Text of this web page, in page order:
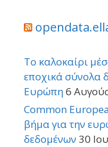
Το καλοκαίρι
εποχικά σύνολα
Ευρώπη6
Common
βήμα για την
δεδομένων 30